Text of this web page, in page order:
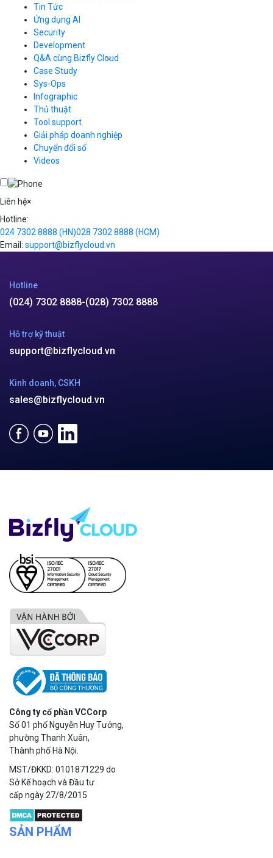
Cloud Server
CDN
Load Balancer
Auto Scaling
Container Registry
Kubernetes
Cloud Database
Call Center
Business Email
Simple Storage
VOD
VPN
Traffic Manager
Cloud VPS
Videos
Tin Tức
Ứng dụng AI
Security
Development
Q&A cùng Bizfly Cloud
Q&A về Bizfly Cloud Server
Thao tác kết nối tới server
Videos
Q&A về Bizfly Business Email
Videos
Case Study
Sys-Ops
Infographic
Thủ thuật
Tool support
Giải pháp doanh nghiệp
Chuyển đổi số
Videos
Liên hệ×
Hotline:
024 7302 8888 (HN)028 7302 8888 (HCM)
Email: support@bizflycloud.vn
Hotline
(024) 7302 8888-(028) 7302 8888
Hỗ trợ kỹ thuật
support@bizflycloud.vn
Kinh doanh, CSKH
sales@bizflycloud.vn
Công ty cổ phần VCCorp
Số 01 phố Nguyễn Huy Tưởng,
phường Thanh Xuân,
Thành phố Hà Nội.
MST/ĐKKD: 0101871229 do
Sở Kế hoạch và Đầu tư
cấp ngày 27/8/2015
SẢN PHẨM